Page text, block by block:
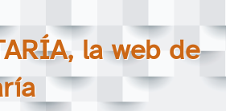
Saltar la navegación
Buscar en todas las
páginas
la web de